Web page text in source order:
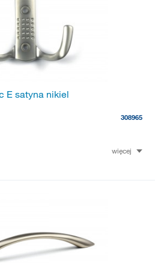
E satyna nikiel
308965
więcej